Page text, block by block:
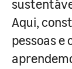
Aqui,
pessoas e